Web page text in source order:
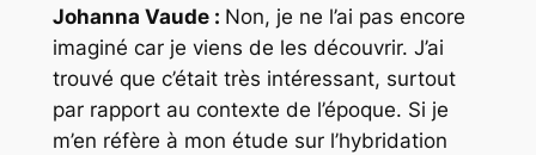
Johanna Vaude : Non, je ne l’ai pas encore
imaginé car je viens de les découvrir. J’ai
trouvé que c’était très intéressant, surtout
par rapport au contexte de l’époque. Si je
m’en réfère à mon étude sur l’hybridation